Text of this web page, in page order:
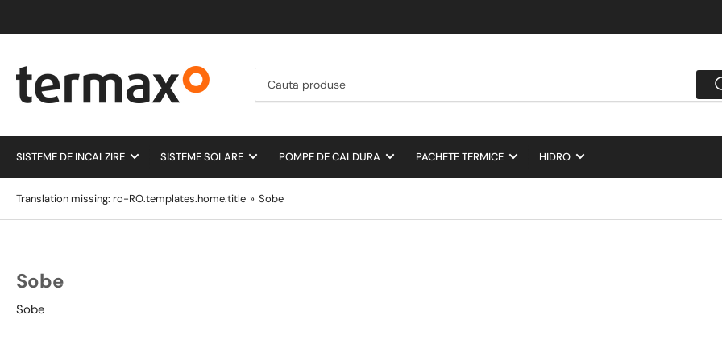
produse
SISTEME DE INCALZIRE SISTEME SOLARE POMPE DE CALDURA PACHETE TERMICE HIDRO
Translation missing: ro-RO.templates.home.title » Sobe
Sobe
Sobe